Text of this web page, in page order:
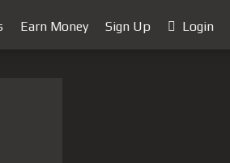
Earn Money Sign Up Login